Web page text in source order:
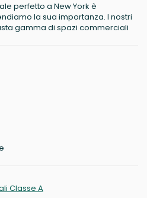
perfetto a New York è
la sua importanza. I nostri
gamma di spazi commerciali
Classe A